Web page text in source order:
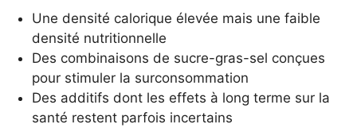
Une densité calorique élevée mais une faible
densité nutritionnelle
Des combinaisons de sucre-gras-sel conçues
pour stimuler la surconsommation
Des additifs dont les effets à long terme sur la
santé restent parfois incertains